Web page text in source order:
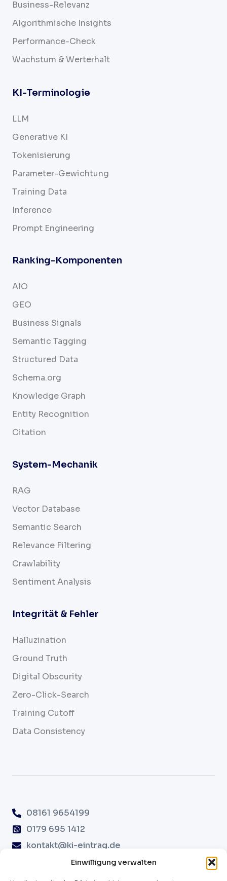
Einwilligung verwalten
Business-Relevanz
Algorithmische Insights
Performance-Check
Wachstum & Werterhalt
KI-Terminologie
LLM
Generative KI
Tokenisierung
Parameter-Gewichtung
Training Data
Inference
Prompt Engineering
Ranking-Komponenten
AIO
GEO
Business Signals
Semantic Tagging
Structured Data
Schema.org
Knowledge Graph
Entity Recognition
Citation
System-Mechanik
RAG
Vector Database
Semantic Search
Relevance Filtering
Crawlability
Sentiment Analysis
Integrität & Fehler
Halluzination
Ground Truth
Digital Obscurity
Zero-Click-Search
Training Cutoff
Data Consistency
08161 9654199
0179 695 1412
kontakt@ki-eintrag.de
Erdinger Str. 82A, 85356 Freising